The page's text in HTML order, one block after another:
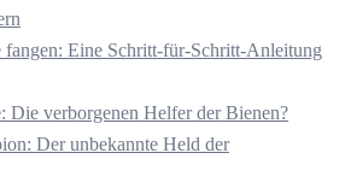
fangen: Eine Schritt-für-Schritt-Anleitung
Die verborgenen Helfer der Bienen?
Der unbekannte Held der